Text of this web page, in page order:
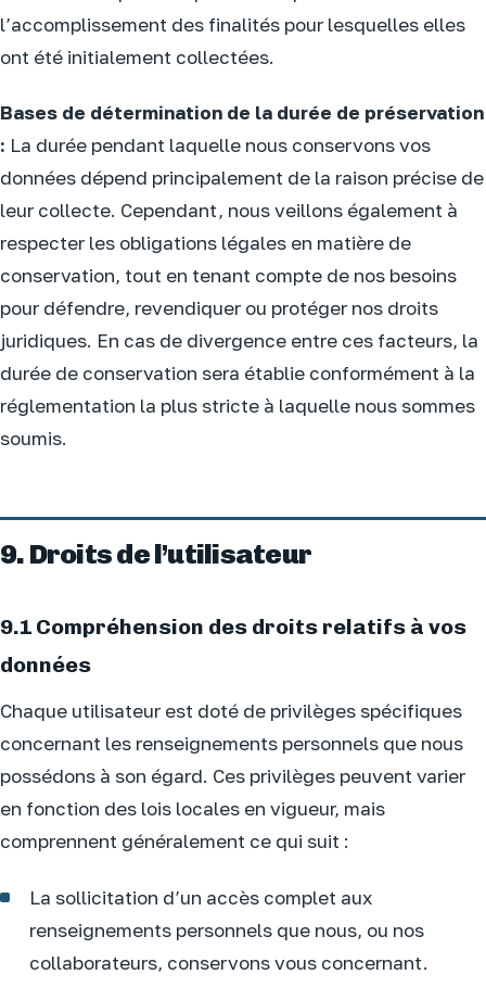
l’accomplissement des finalités pour lesquelles elles
ont été initialement collectées.
Bases de détermination de la durée de préservation
: La durée pendant laquelle nous conservons vos
données dépend principalement de la raison précise de
leur collecte. Cependant, nous veillons également à
respecter les obligations légales en matière de
conservation, tout en tenant compte de nos besoins
pour défendre, revendiquer ou protéger nos droits
juridiques. En cas de divergence entre ces facteurs, la
durée de conservation sera établie conformément à la
réglementation la plus stricte à laquelle nous sommes
soumis.
9. Droits de l’utilisateur
9.1 Compréhension des droits relatifs à vos
données
Chaque utilisateur est doté de privilèges spécifiques
concernant les renseignements personnels que nous
possédons à son égard. Ces privilèges peuvent varier
en fonction des lois locales en vigueur, mais
comprennent généralement ce qui suit :
La sollicitation d’un accès complet aux
renseignements personnels que nous, ou nos
collaborateurs, conservons vous concernant.